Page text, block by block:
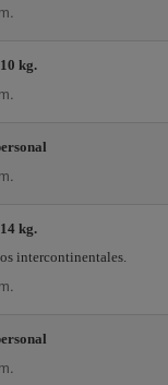
10 kg.
14 kg.
intercontinentales.